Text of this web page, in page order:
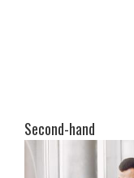
Second-hand